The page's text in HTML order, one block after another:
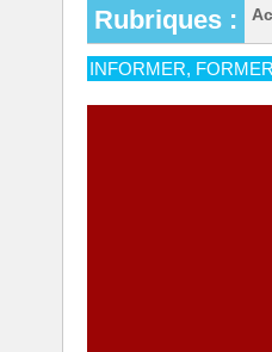
Rubriques :
INFORMER,